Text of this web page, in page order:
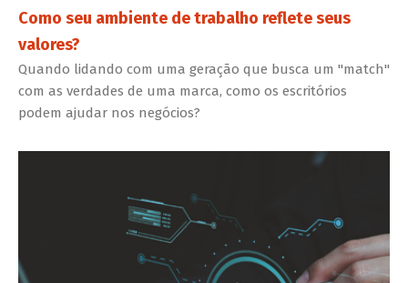
Como seu ambiente de trabalho reflete seus
valores?
Quando lidando com uma geração que busca um "match"
com as verdades de uma marca, como os escritórios
podem ajudar nos negócios?